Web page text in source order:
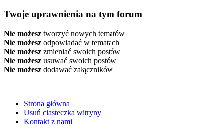
Twoje uprawnienia na tym forum
Nie możesz tworzyć nowych tematów
Nie możesz odpowiadać w tematach
Nie możesz zmieniać swoich postów
Nie możesz usuwać swoich postów
Nie możesz dodawać załączników
Strona główna
Usuń ciasteczka witryny
Kontakt z nami